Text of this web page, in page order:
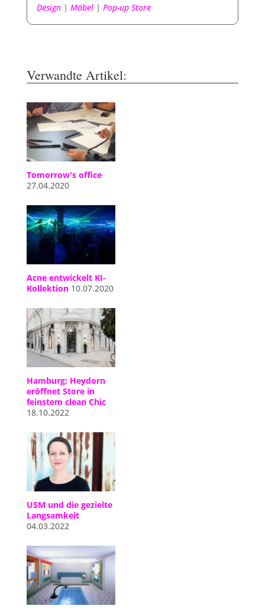
Design| Möbel| Pop-up Store
Verwandte Artikel:
Tomorrow's office
27.04.2020
Acne entwickelt KI-
Kollektion10.07.2020
Hamburg: Heydorn
eröffnet Store in
feinstem clean Chic
18.10.2022
USM und die gezielte
Langsamkeit
04.03.2022